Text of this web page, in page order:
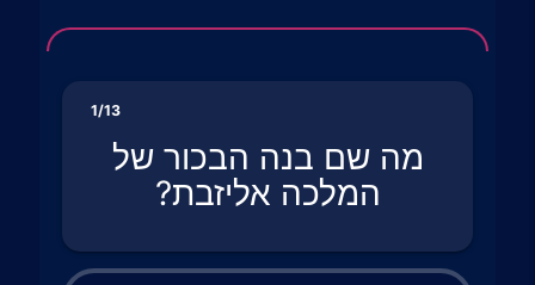
1/13
מה שם בנה הבכור של
המלכה אליזבת?